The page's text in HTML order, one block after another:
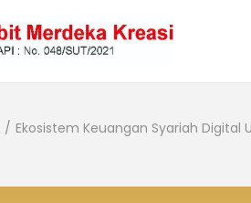
/ Ekosistem Keuangan Syariah Digital